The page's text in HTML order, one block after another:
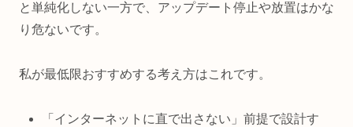
と単純化しない一方で、アップデート停止や放置はかな
り危ないです。
私が最低限おすすめする考え方はこれです。
「インターネットに直で出さない」前提で設計す